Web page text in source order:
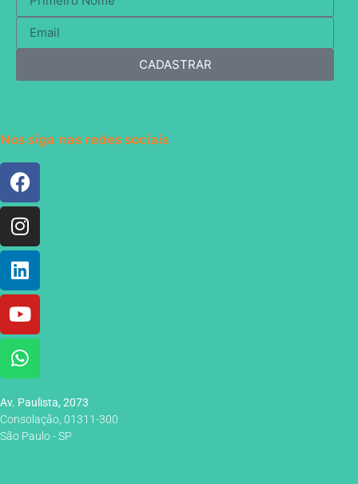
CADASTRAR
Nos siga nas redes sociais
Av. Paulista, 2073
Consolação, 01311-300
São Paulo - SP